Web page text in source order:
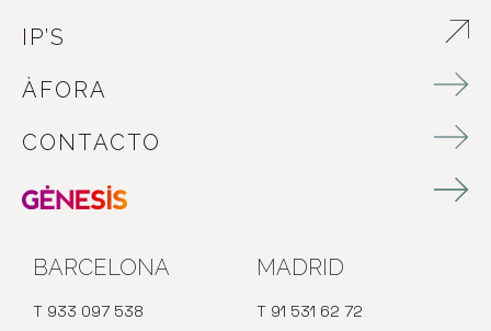
IP’S
ÀFORA
CONTACTO
BARCELONA
T 933 097 538
MADRID
T 91 531 62 72